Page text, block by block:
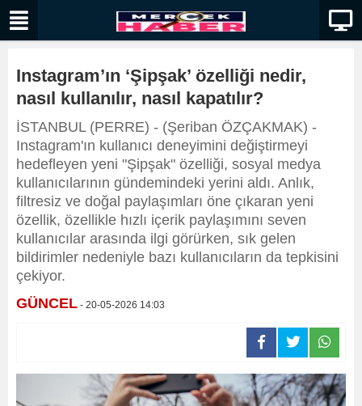
Instagram’ın ‘Şipşak’ özelliği nedir,
nasıl kullanılır, nasıl kapatılır?
İSTANBUL (PERRE) - (Şeriban ÖZÇAKMAK) -
Instagram'ın kullanıcı deneyimini değiştirmeyi
hedefleyen yeni "Şipşak" özelliği, sosyal medya
kullanıcılarının gündemindeki yerini aldı. Anlık,
filtresiz ve doğal paylaşımları öne çıkaran yeni
özellik, özellikle hızlı içerik paylaşımını seven
kullanıcılar arasında ilgi görürken, sık gelen
bildirimler nedeniyle bazı kullanıcıların da tepkisini
çekiyor.
GÜNCEL - 20-05-2026 14:03